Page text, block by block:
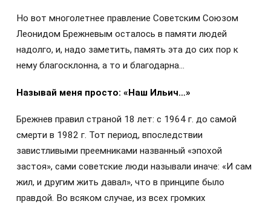
Но вот многолетнее правление Советским Союзом
Леонидом Брежневым осталось в памяти людей
надолго, и, надо заметить, память эта до сих пор к
нему благосклонна, а то и благодарна…
Называй меня просто: «Наш Ильич…»
Брежнев правил страной 18 лет: с 1964 г. до самой
смерти в 1982 г. Тот период, впоследствии
завистливыми преемниками названный «эпохой
застоя», сами советские люди называли иначе: «И сам
жил, и другим жить давал», что в принципе было
правдой. Во всяком случае, из всех громких